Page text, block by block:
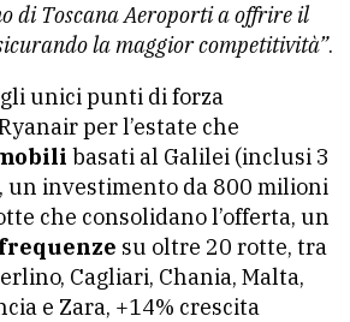
di Toscana Aeroporti a offrire il
la maggior competitività”.
unici punti di forza
per l’estate che
basati al Galilei (inclusi 3
un investimento da 800 milioni
che consolidano l’offerta, un
su oltre 20 rotte, tra
Cagliari, Chania, Malta,
e Zara, +14% crescita